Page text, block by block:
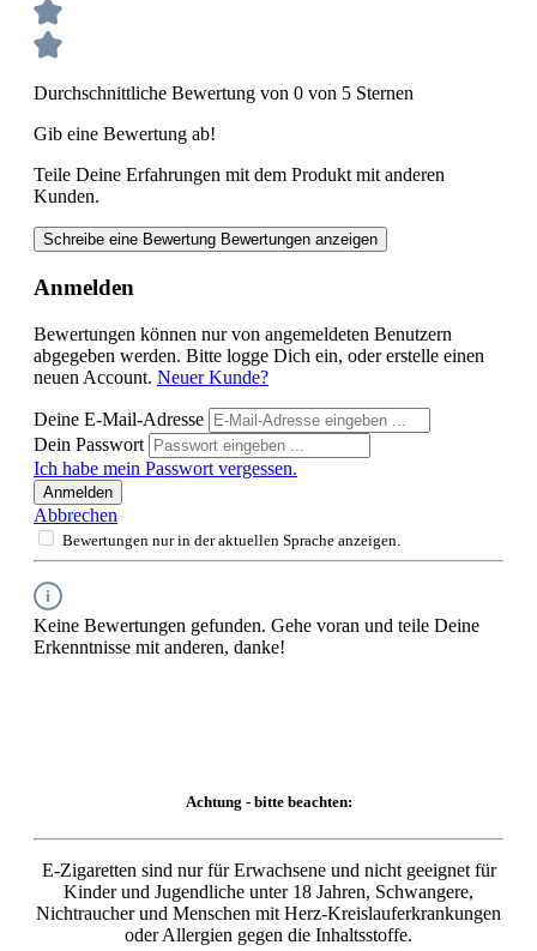
Durchschnittliche Bewertung von 0 von 5 Sternen
Gib eine Bewertung ab!
Teile Deine Erfahrungen mit dem Produkt mit anderen
Kunden.
Schreibe eine Bewertung Bewertungen anzeigen
Anmelden
Bewertungen können nur von angemeldeten Benutzern
abgegeben werden. Bitte logge Dich ein, oder erstelle einen
neuen Account. Neuer Kunde?
Deine E-Mail-Adresse
Dein Passwort
Ich habe mein Passwort vergessen.
Anmelden
Abbrechen
Bewertungen nur in der aktuellen Sprache anzeigen.
Keine Bewertungen gefunden. Gehe voran und teile Deine
Erkenntnisse mit anderen, danke!
Achtung - bitte beachten:
E-Zigaretten sind nur für Erwachsene und nicht geeignet für
Kinder und Jugendliche unter 18 Jahren, Schwangere,
Nichtraucher und Menschen mit Herz-Kreislauferkrankungen
oder Allergien gegen die Inhaltsstoffe.